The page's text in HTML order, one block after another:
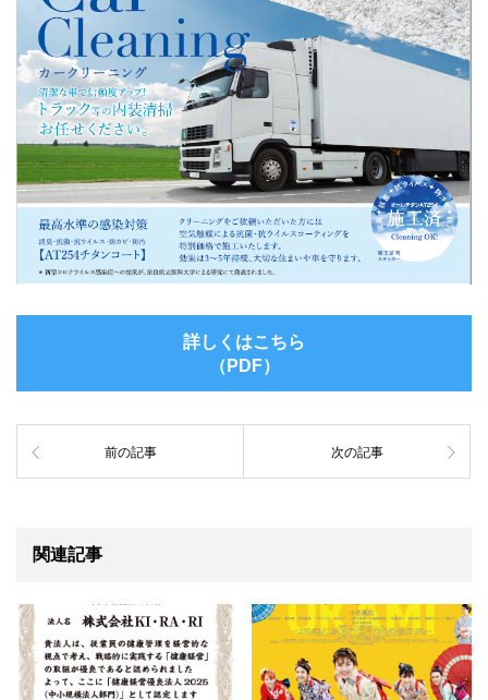
詳しくはこちら
（PDF）
前の記事 次の記事
関連記事